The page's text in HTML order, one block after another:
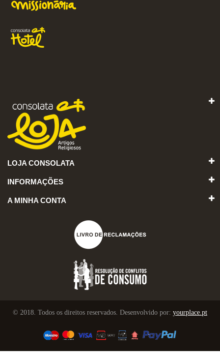
LOJA CONSOLATA
INFORMAÇÕES
A MINHA CONTA
© 2018. Todos os direitos reservados. Desenvolvido por: yourplace.pt